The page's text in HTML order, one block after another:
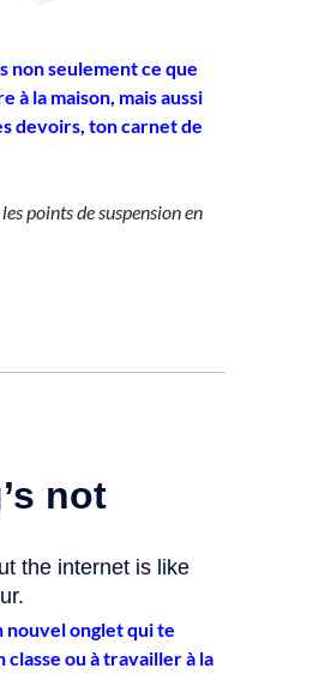
non seulement ce que
à la maison, mais aussi
devoirs, ton carnet de
points de suspension en
nouvel onglet qui te
ou à travailler à la